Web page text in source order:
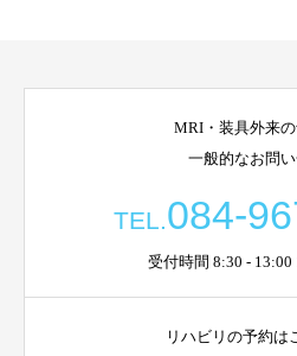
MRI・装具外来
一般的なお問
TEL. 084-
受付時間 8:30 - 13:00
リハビリの予約は